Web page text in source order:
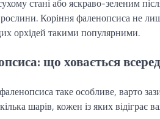
рослини. Коріння фаленопсиса не
орхідей такими популярними.
що ховається
таке особливе, варто
шарів, кожен із яких